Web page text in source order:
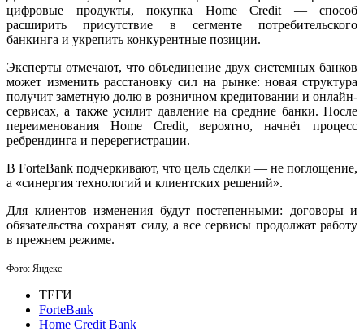
цифровые продукты, покупка Home Credit — способ
расширить присутствие в сегменте потребительского
банкинга и укрепить конкурентные позиции.
Эксперты отмечают, что объединение двух системных банков
может изменить расстановку сил на рынке: новая структура
получит заметную долю в розничном кредитовании и онлайн-
сервисах, а также усилит давление на средние банки. После
переименования Home Credit, вероятно, начнёт процесс
ребрендинга и перерегистрации.
В ForteBank подчеркивают, что цель сделки — не поглощение,
а «синергия технологий и клиентских решений».
Для клиентов изменения будут постепенными: договоры и
обязательства сохранят силу, а все сервисы продолжат работу
в прежнем режиме.
Фото: Яндекс
ТЕГИ
ForteBank
Home Credit Bank